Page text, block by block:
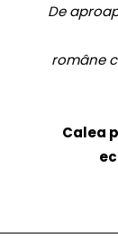
De
române
Calea